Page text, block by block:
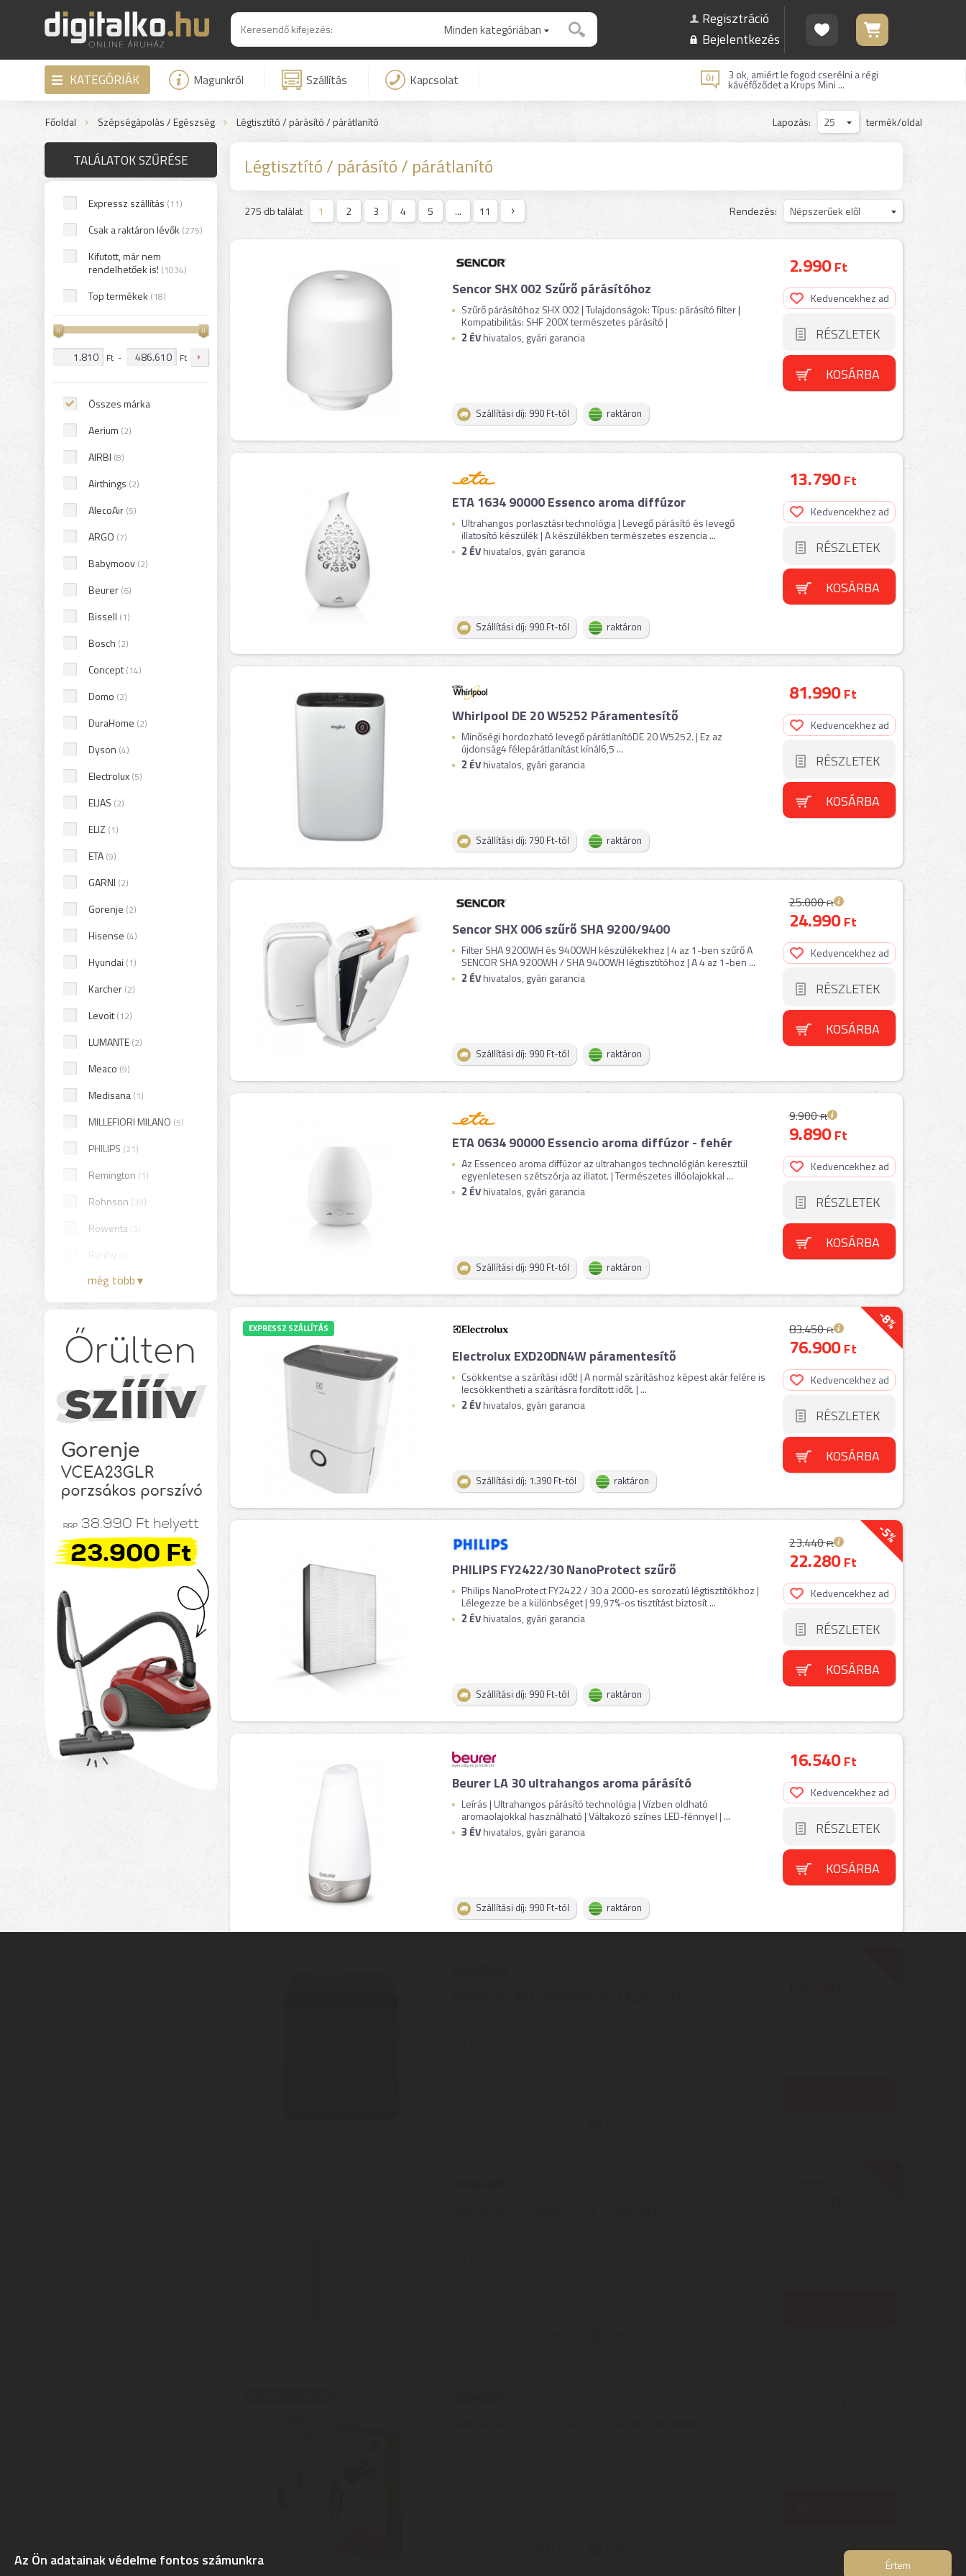
Minden kategóriában
Regisztráció
Bejelentkezés
KATEGÓRIÁK Magunkról Szállítás Kapcsolat 3 ok, amiért le fogod cserélni a régi
kávéfőződet a Krups Mini ...
Főoldal Szépségápolás / Egészség Légtisztító / párásító / párátlanító termék/oldal
25
Lapozás:
TALÁLATOK SZŰRÉSE
Expressz szállítás (11)
Csak a raktáron lévők (275)
Kifutott, már nem
rendelhetőek is! (1034)
Top termékek (18)
Ft - Ft
Összes márka
Aerium (2)
AIRBI (8)
Airthings (2)
AlecoAir (5)
ARGO (7)
Babymoov (2)
Beurer (6)
Bissell (1)
Bosch (2)
Concept(14)
Domo (2)
DuraHome (2)
Dyson (4)
Electrolux (5)
ELIAS (2)
ELIZ (1)
ETA (9)
GARNI (2)
Gorenje (2)
Hisense (4)
Hyundai (1)
Karcher (2)
Levoit(12)
LUMANTE (2)
Meaco (9)
Medisana (1)
MILLEFIORI MILANO (5)
PHILIPS (21)
Remington (1)
Rohnson (38)
Rowenta (3)
Ruhhy
még több▼
Légtisztító / párásító / párátlanító
275 db találat 1 2 3 4 5 ... 11
> Népszerűek elől
Rendezés:
Sencor SHX 002 Szűrő párásítóhoz
Szűrő párásítóhoz SHX 002 | Tulajdonságok: Típus: párásító filter |
Kompatibilitás: SHF 200X természetes párásító |
2 ÉVhivatalos, gyári garancia
Szállítási díj: 990 Ft-tól raktáron
2.990Ft
Kedvencekhez ad
RÉSZLETEK
KOSÁRBA
ETA 1634 90000 Essenco aroma diffúzor
Ultrahangos porlasztási technológia | Levegő párásító és levegő
illatosító készülék | A készülékben természetes eszencia ...
2 ÉVhivatalos, gyári garancia
Szállítási díj: 990 Ft-tól raktáron
13.790Ft
Kedvencekhez ad
RÉSZLETEK
KOSÁRBA
Whirlpool DE 20 W5252 Páramentesítő
Minőségi hordozható levegő párátlanítóDE 20 W5252. | Ez az
újdonság4 félepárátlanítást kínál6,5 ...
2 ÉVhivatalos, gyári garancia
Szállítási díj: 790 Ft-tól raktáron
81.990Ft
Kedvencekhez ad
RÉSZLETEK
KOSÁRBA
Sencor SHX 006 szűrő SHA 9200/9400
Filter SHA 9200WH és 9400WH készülékekhez | 4 az 1-ben szűrő A
SENCOR SHA 9200WH / SHA 9400WH légtisztítóhoz | A 4 az 1-ben ...
2 ÉVhivatalos, gyári garancia
Szállítási díj: 990 Ft-tól raktáron
25.000Ft
24.990Ft
Kedvencekhez ad
RÉSZLETEK
KOSÁRBA
ETA 0634 90000 Essencio aroma diffúzor - fehér
Az Essenceo aroma diffúzor az ultrahangos technológián keresztül
egyenletesen szétszórja az illatot. | Természetes illóolajokkal ...
2 ÉVhivatalos, gyári garancia
Szállítási díj: 990 Ft-tól raktáron
9.900Ft
9.890Ft
Kedvencekhez ad
RÉSZLETEK
KOSÁRBA
-8%
EXPRESSZ SZÁLLÍTÁS
Electrolux EXD20DN4W páramentesítő
Csökkentse a szárítási időt! | A normál szárításhoz képest akár felére is
lecsökkentheti a szárításra fordított időt. | ...
2 ÉVhivatalos, gyári garancia
Szállítási díj: 1.390 Ft-tól raktáron
83.450Ft
76.900Ft
Kedvencekhez ad
RÉSZLETEK
KOSÁRBA
-5%
PHILIPS FY2422/30 NanoProtect szűrő
Philips NanoProtect FY2422 / 30 a 2000-es sorozatú légtisztítókhoz |
Lélegezze be a különbséget | 99,97%-os tisztítást biztosít ...
2 ÉVhivatalos, gyári garancia
Szállítási díj: 990 Ft-tól raktáron
23.440Ft
22.280Ft
Kedvencekhez ad
RÉSZLETEK
KOSÁRBA
Beurer LA 30 ultrahangos aroma párásító
Leírás | Ultrahangos párásító technológia | Vízben oldható
aromaolajokkal használható | Váltakozó színes LED-fénnyel | ...
3 ÉVhivatalos, gyári garancia
Szállítási díj: 990 Ft-tól raktáron
16.540Ft
Kedvencekhez ad
RÉSZLETEK
KOSÁRBA
Az Ön adatainak védelme fontos számunkra Értem